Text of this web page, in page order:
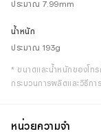
ประมาณ 7.99mm
น้ำหนัก
ประมาณ 193g
* ขนาดและน้ำหนักของโท
กระบวนการผลิตและวิธีก
หน่วยความจำ